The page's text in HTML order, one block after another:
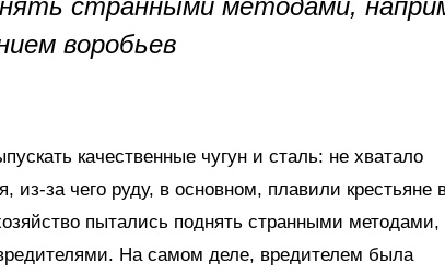
странными методами,
воробьев
качественные чугун и сталь: не хватало
за чего руду, в основном, плавили крестьяне
пытались поднять странными методами,
На самом деле, вредителем была